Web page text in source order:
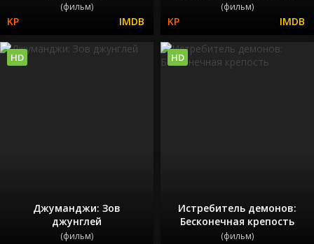
(фильм) (фильм)
Джуманджи: Зов
джунглей
(фильм)
HD
Истребитель демонов:
Бесконечная крепость
(фильм)
HD